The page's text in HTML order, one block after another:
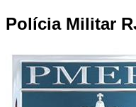
Polícia Militar